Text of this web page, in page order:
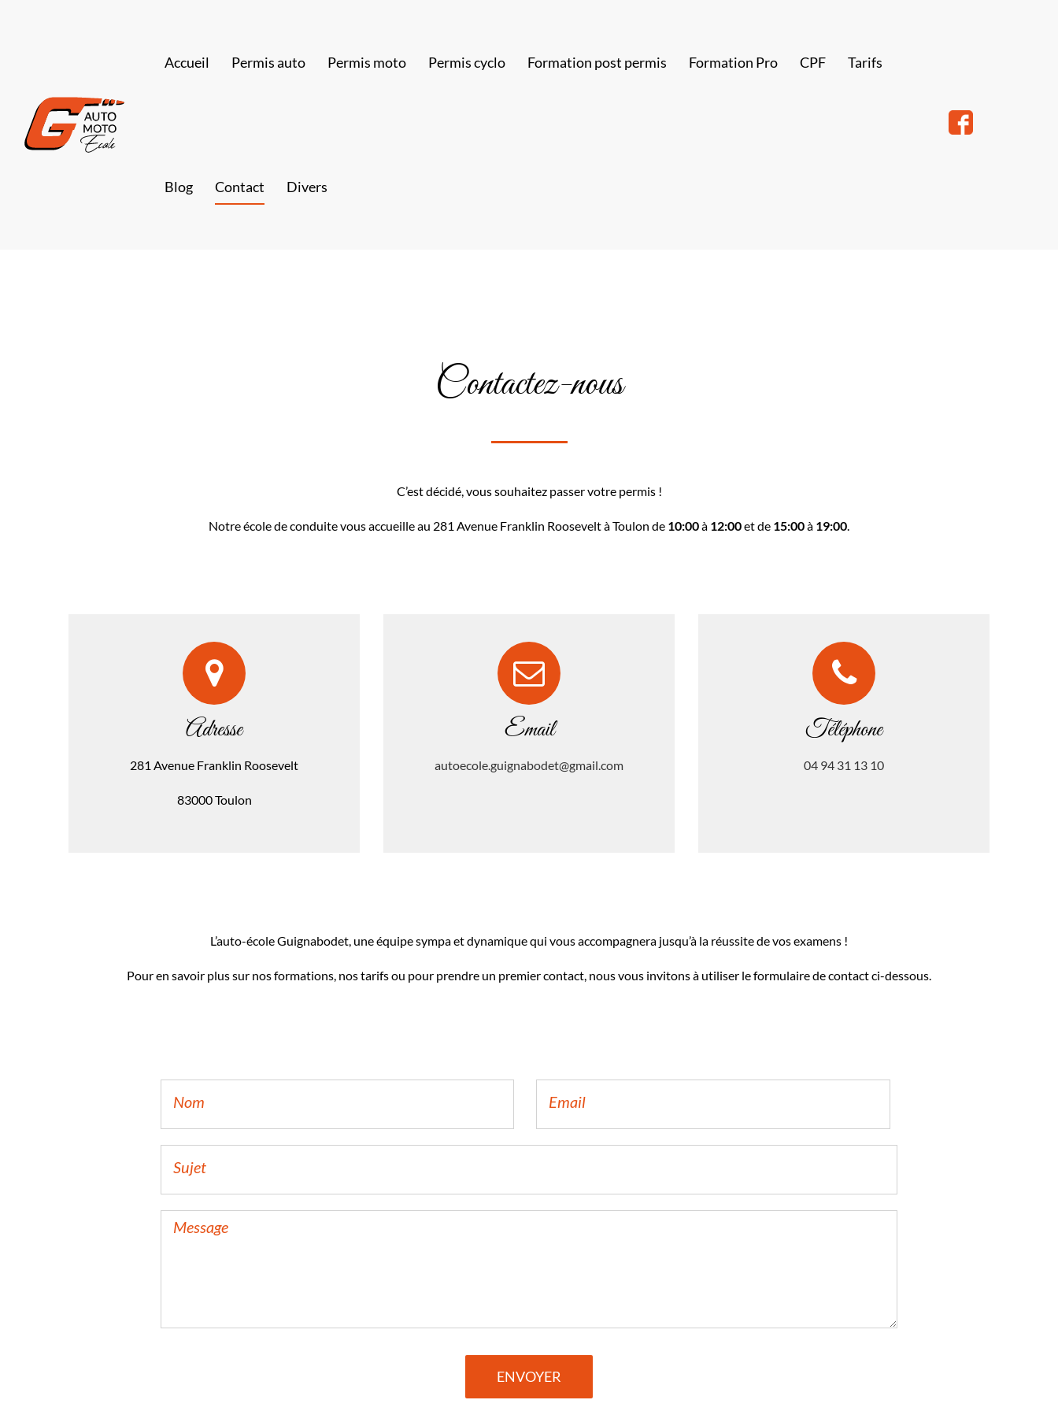
Accueil Permis auto Permis moto Permis cyclo Formation post permis Formation Pro CPF Tarifs
Blog Contact Divers
Contactez-nous
C’est décidé, vous souhaitez passer votre permis !
Notre école de conduite vous accueille au 281 Avenue Franklin Roosevelt à Toulon de 10:00à 12:00et de 15:00à 19:00.
Adresse
281 Avenue Franklin Roosevelt
83000 Toulon
Email
autoecole.guignabodet@gmail.com
Téléphone
04 94 31 13 10
L’auto-école Guignabodet, une équipe sympa et dynamique qui vous accompagnera jusqu’à la réussite de vos examens !
Pour en savoir plus sur nos formations, nos tarifs ou pour prendre un premier contact, nous vous invitons à utiliser le formulaire de contact ci-dessous.